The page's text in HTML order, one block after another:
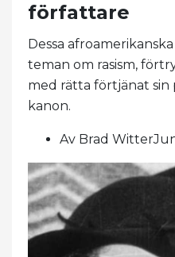
författare
Dessa
teman om rasism,
med rätta förtjänat sin
kanon.
Av Brad